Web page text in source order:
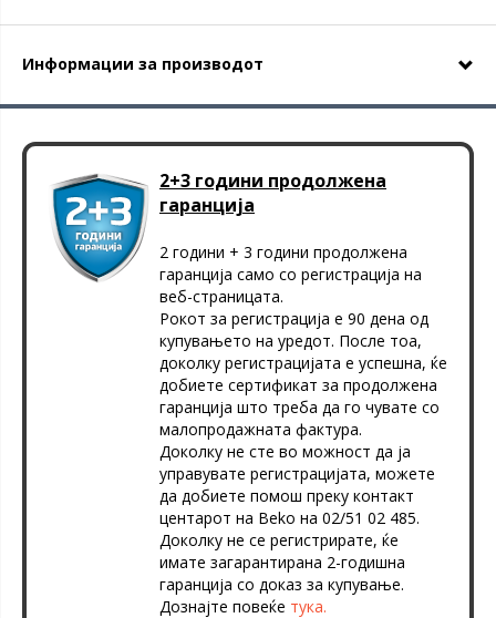
Информации за производот
2+3 години продолжена
гаранција
2 години + 3 години продолжена
гаранција само со регистрација на
веб-страницата.
Рокот за регистрација е 90 дена од
купувањето на уредот. После тоа,
доколку регистрацијата е успешна, ќе
добиете сертификат за продолжена
гаранција што треба да го чувате со
малопродажната фактура.
Доколку не сте во можност да ја
управувате регистрацијата, можете
да добиете помош преку контакт
центарот на Beko на 02/51 02 485.
Доколку не се регистрирате, ќе
имате загарантирана 2-годишна
гаранција со доказ за купување.
Дознајте повеќе тука.